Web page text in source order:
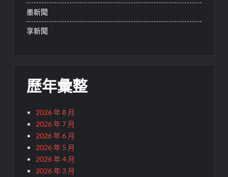
墨新聞
享新聞
歷年彙整
2026 年 8 月
2026 年 7 月
2026 年 6 月
2026 年 5 月
2026 年 4 月
2026 年 3 月